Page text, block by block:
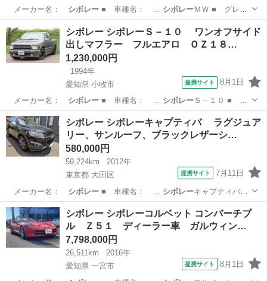
メーカー名： シボレー■ 車種名： … シボレーＭＷ ■ グレ
ー…
宮崎 日向市 その他
シボレー シボレーＳ－１０ ワンオフサイド
出しマフラー フルエアロ ＯＺ１８…
1,230,000円
1994年
愛知県 小牧市
提携サイト 8月1日
メーカー名： シボレー■ 車種名： … シボレーＳ－１０ ■
グ…
愛知 小牧市 その他
シボレー シボレーキャプティバ ラグジュア
リー、サンルーフ、ブラックレザーシ…
580,000円
59,224km
2012年
東京都 大田区
提携サイト 7月11日
メーカー名： シボレー■ 車種名： … シボレーキャプティバ
■…東京 大田区 その他
シボレー シボレーコルベット コンバーチブ
ル Ｚ５１ ディーラー車 ガルウィン…
7,798,000円
26,511km
2016年
愛知県 一宮市
提携サイト 8月1日